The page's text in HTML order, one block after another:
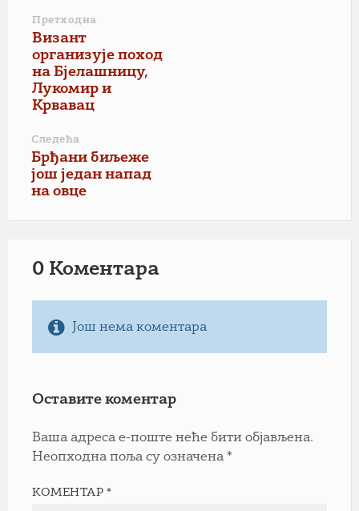
Претходна
Визант
организује поход
на Бјелашницу,
Лукомир и
Крвавац
Следећа
Брђани биљеже
још један напад
на овце
0 Коментарa
Још нема коментара
Оставите коментар
Ваша адреса е-поште неће бити објављена.
Неопходна поља су означена *
КОМЕНТАР*